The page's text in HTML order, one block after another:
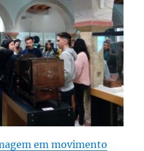
em movimento